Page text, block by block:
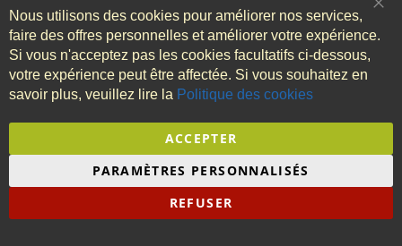
confidentielles que le client ne diffusera pas à des
tiers. En cas de doute sur l’utilisation non autorisée
du compte, le client doit le signaler rapidement au
vendeur.
Cycloboost offre aussi la possibilité aux utilisateurs
de passer commande en tant qu’invité, sans suivre la
procédure d'inscription classique. Dans ce cas,
l’utilisateur n’aura pas de compte client et ne pourra
pas consulter en ligne le statut de sa commande.
Nous utilisons des cookies pour améliorer nos services,
faire des offres personnelles et améliorer votre expérience.
Si vous n'acceptez pas les cookies facultatifs ci-dessous,
votre expérience peut être affectée. Si vous souhaitez en
savoir plus, veuillez lire la Politique des cookies
ACCEPTER
PARAMÈTRES PERSONNALISÉS
REFUSER